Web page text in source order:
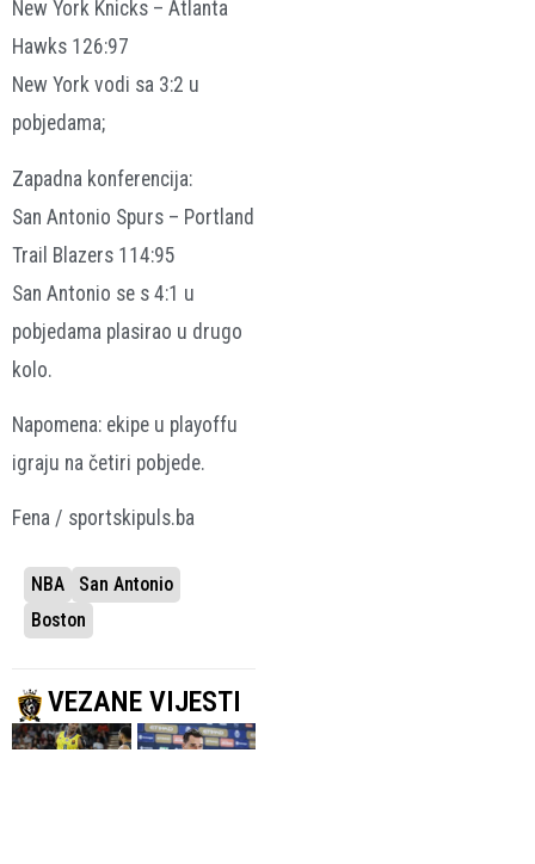
New York Knicks – Atlanta
Hawks 126:97
New York vodi sa 3:2 u
pobjedama;
Zapadna konferencija:
San Antonio Spurs – Portland
Trail Blazers 114:95
San Antonio se s 4:1 u
pobjedama plasirao u drugo
kolo.
Napomena: ekipe u playoffu
igraju na četiri pobjede.
Fena / sportskipuls.ba
NBA
San Antonio
Boston
VEZANE VIJESTI